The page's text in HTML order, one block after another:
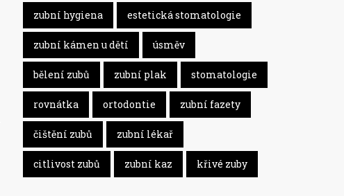
zubní hygiena estetická stomatologie
zubní kámen u dětí úsměv
bělení zubů zubní plak stomatologie
rovnátka ortodontie zubní fazety
čištění zubů zubní lékař
citlivost zubů zubní kaz křivé zuby